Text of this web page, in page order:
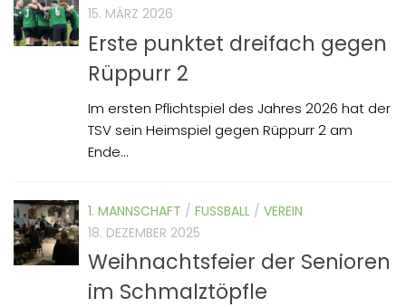
15. MÄRZ 2026
Erste punktet dreifach gegen
Rüppurr 2
Im ersten Pflichtspiel des Jahres 2026 hat der
TSV sein Heimspiel gegen Rüppurr 2 am
Ende...
1. MANNSCHAFT / FUSSBALL / VEREIN
18. DEZEMBER 2025
Weihnachtsfeier der Senioren
im Schmalztöpfle